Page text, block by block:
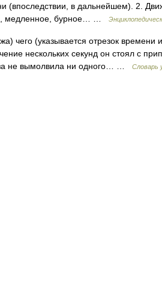
(впоследствии, в дальнейшем). 2.
медленное, бурное… …
чего (указывается отрезок времени
нескольких секунд он стоял с
не вымолвила ни одного… …
Словарь